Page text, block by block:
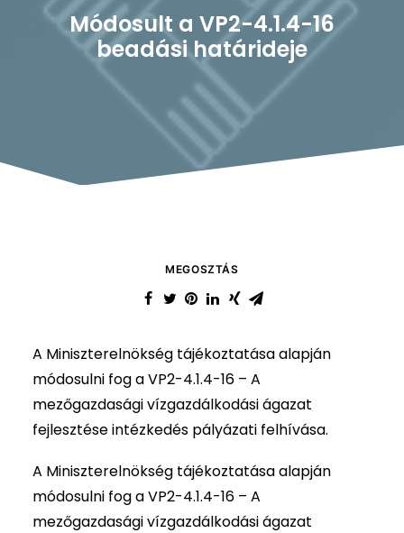
Kapcsolat
Keresés
Módosult a VP2-4.1.4-16
beadási határideje
MEGOSZTÁS
A Miniszterelnökség tájékoztatása alapján
módosulni fog a VP2-4.1.4-16 – A
mezőgazdasági vízgazdálkodási ágazat
fejlesztése intézkedés pályázati felhívása.
A Miniszterelnökség tájékoztatása alapján
módosulni fog a VP2-4.1.4-16 – A
mezőgazdasági vízgazdálkodási ágazat